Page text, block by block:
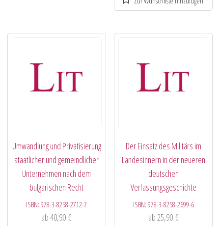
Umwandlung und Privatisierung
staatlicher und gemeindlicher
Unternehmen nach dem
bulgarischen Recht
ISBN:978-3-8258-2712-7
ab40,90€
Der Einsatz des Militärs im
Landesinnern in der neueren
deutschen
Verfassungsgeschichte
ISBN: 978-3-8258-2699-6
ab 25,90 €